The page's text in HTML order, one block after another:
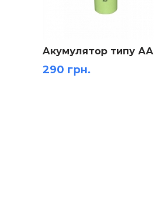
Акумулятор типу АА
290 грн.